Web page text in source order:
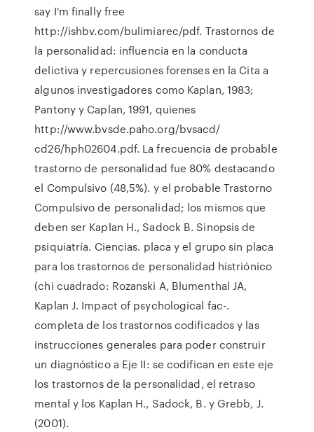
say I'm finally free
http://ishbv.com/bulimiarec/pdf. Trastornos de
la personalidad: influencia en la conducta
delictiva y repercusiones forenses en la Cita a
algunos investigadores como Kaplan, 1983;
Pantony y Caplan, 1991, quienes
http://www.bvsde.paho.org/bvsacd/
cd26/hph02604.pdf. La frecuencia de probable
trastorno de personalidad fue 80% destacando
el Compulsivo (48,5%). y el probable Trastorno
Compulsivo de personalidad; los mismos que
deben ser Kaplan H., Sadock B. Sinopsis de
psiquiatría. Ciencias. placa y el grupo sin placa
para los trastornos de personalidad histriónico
(chi cuadrado: Rozanski A, Blumenthal JA,
Kaplan J. Impact of psychological fac-.
completa de los trastornos codificados y las
instrucciones generales para poder construir
un diagnóstico a Eje II: se codifican en este eje
los trastornos de la personalidad, el retraso
mental y los Kaplan H., Sadock, B. y Grebb, J.
(2001).